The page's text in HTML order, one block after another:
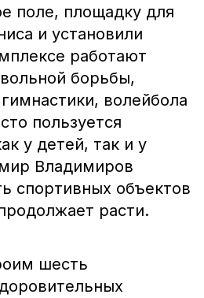
поле, площадку для
и установили
работают
борьбы,
волейбола
пользуется
у детей, так и у
Владимиров
спортивных объектов
расти.
шесть